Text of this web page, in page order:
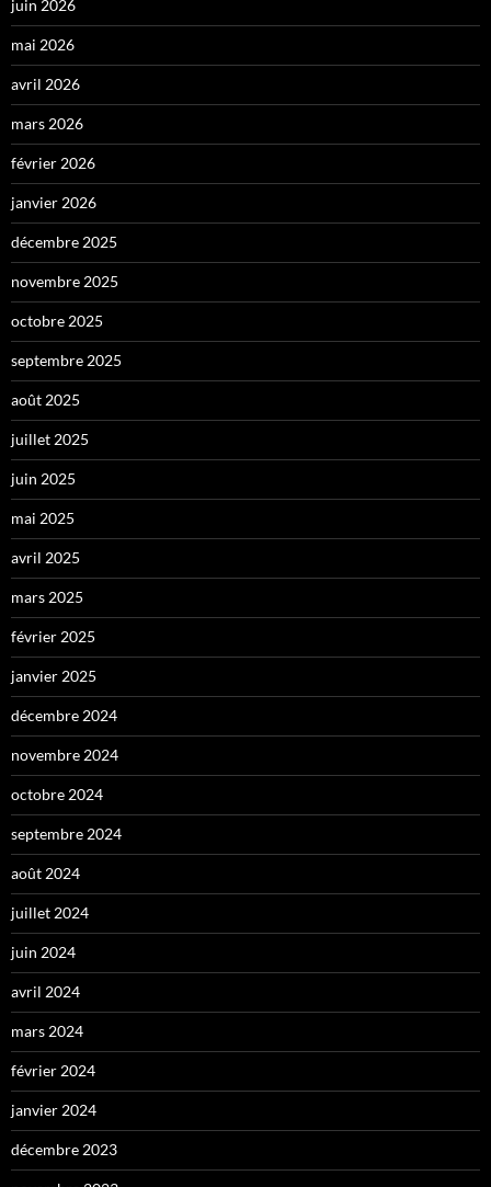
juin 2026
mai 2026
avril 2026
mars 2026
février 2026
janvier 2026
décembre 2025
novembre 2025
octobre 2025
septembre 2025
août 2025
juillet 2025
juin 2025
mai 2025
avril 2025
mars 2025
février 2025
janvier 2025
décembre 2024
novembre 2024
octobre 2024
septembre 2024
août 2024
juillet 2024
juin 2024
avril 2024
mars 2024
février 2024
janvier 2024
décembre 2023